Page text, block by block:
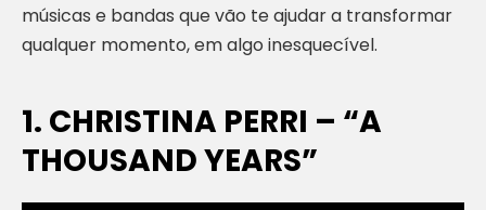
músicas e bandas que vão te ajudar a transformar
qualquer momento, em algo inesquecível.
1. CHRISTINA PERRI – “A
THOUSAND YEARS”